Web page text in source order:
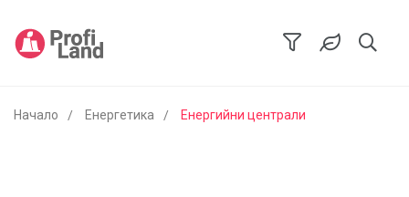
Начало Енергетика Енергийни централи